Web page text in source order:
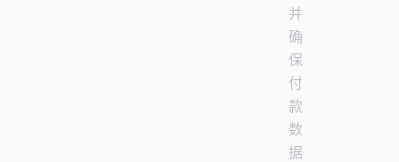
并
确
保
付
款
数
据